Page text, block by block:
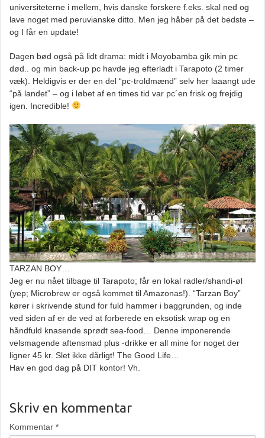
universiteterne i mellem, hvis danske forskere f.eks. skal ned og
lave noget med peruvianske ditto. Men jeg håber på det bedste –
og I får en update!
Dagen bød også på lidt drama: midt i Moyobamba gik min pc
død.. og min back-up pc havde jeg efterladt i Tarapoto (2 timer
væk). Heldigvis er der en del “pc-troldmænd” selv her laaangt ude
“på landet” – og i løbet af en times tid var pc´en frisk og frejdig
igen. Incredible!
TARZAN BOY…
Jeg er nu nået tilbage til Tarapoto; får en lokal radler/shandi-øl
(yep; Microbrew er også kommet til Amazonas!). “Tarzan Boy”
kører i skrivende stund for fuld hammer i baggrunden, og inde
ved siden af er de ved at forberede en eksotisk wrap og en
håndfuld knasende sprødt sea-food… Denne imponerende
velsmagende aftensmad plus -drikke er all mine for noget der
ligner 45 kr. Slet ikke dårligt! The Good Life…
Hav en god dag på DIT kontor! Vh.
Skriv en kommentar
Kommentar *